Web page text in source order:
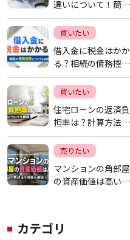
違いについて！簡単
な調べ方も解説
買いたい
借入金に税金はかか
る？相続の債務控除
についても解説
買いたい
住宅ローンの返済負
担率は？計算方法に
ついても解説
売りたい
マンションの角部屋
の資産価値は高い？
カテゴリ